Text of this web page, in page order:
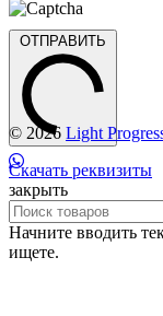
ОТПРАВИТЬ
© 2026 Light
Скачать реквизиты
закрыть
Начните вводить
ищете.